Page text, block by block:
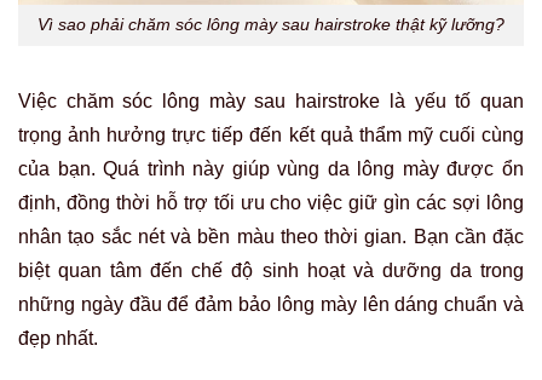
Vì sao phải chăm sóc lông mày sau hairstroke thật kỹ lưỡng?
Việc chăm sóc lông mày sau hairstroke là yếu tố quan
trọng ảnh hưởng trực tiếp đến kết quả thẩm mỹ cuối cùng
của bạn. Quá trình này giúp vùng da lông mày được ổn
định, đồng thời hỗ trợ tối ưu cho việc giữ gìn các sợi lông
nhân tạo sắc nét và bền màu theo thời gian. Bạn cần đặc
biệt quan tâm đến chế độ sinh hoạt và dưỡng da trong
những ngày đầu để đảm bảo lông mày lên dáng chuẩn và
đẹp nhất.